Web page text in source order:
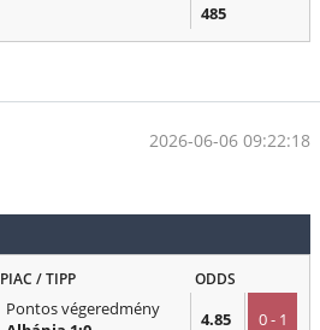
485
2026-06-06 09:22:18
PIAC / TIPP ODDS
Pontos végeredmény
4.85 0 - 1